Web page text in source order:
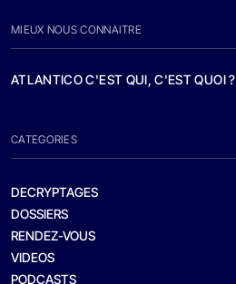
MIEUX NOUS CONNAITRE
ATLANTICO C'EST QUI, C'EST QUOI ?
CATEGORIES
DECRYPTAGES
DOSSIERS
RENDEZ-VOUS
VIDEOS
PODCASTS